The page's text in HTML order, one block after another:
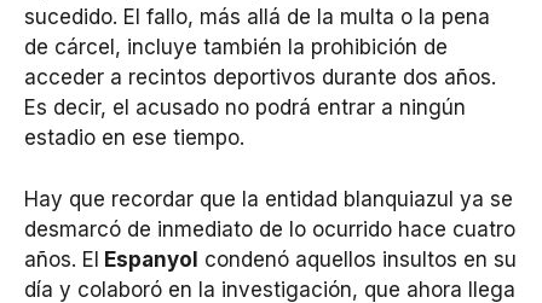
sucedido. El fallo, más allá de la multa o la pena
de cárcel, incluye también la prohibición de
acceder a recintos deportivos durante dos años.
Es decir, el acusado no podrá entrar a ningún
estadio en ese tiempo.
Hay que recordar que la entidad blanquiazul ya se
desmarcó de inmediato de lo ocurrido hace cuatro
años. El Espanyol condenó aquellos insultos en su
día y colaboró en la investigación, que ahora llega